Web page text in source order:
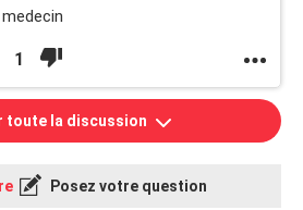
1
toute la discussion
Posez votre question